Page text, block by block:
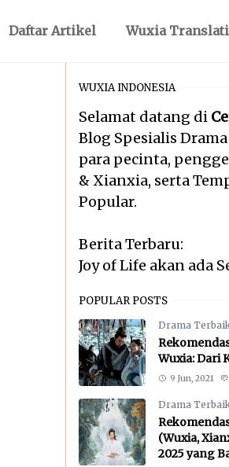
Daftar Artikel Wuxia
WUXIA INDONESIA
Selamat datang di
Blog Spesialis
para pecinta,
& Xianxia, serta
Popular.
Berita Terbaru:
Joy of Life akan ada
POPULAR POSTS
Drama
Wuxia: Dari
9 Jun, 2021
Drama
(Wuxia,
2025 yang